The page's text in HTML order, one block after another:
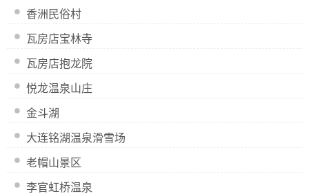
香洲民俗村
瓦房店宝林寺
瓦房店抱龙院
悦龙温泉山庄
金斗湖
大连铭湖温泉滑雪场
老帽山景区
李官虹桥温泉